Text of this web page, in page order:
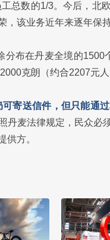
总数的1/3。今后，北
该业务近年来逐年保持
分布在丹麦全境的
克朗（约合2207元
寄送信件，但只能通过
丹麦法律规定，民众必
供方。